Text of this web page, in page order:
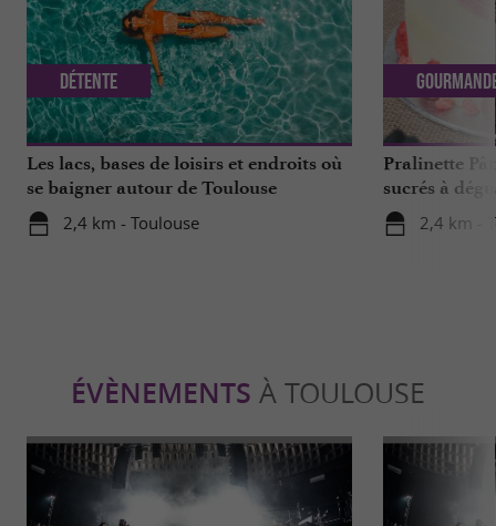
Les lacs, bases de loisirs et endroits où
se baigner autour de Toulouse
2,4 km - Toulouse
Détente
Pralinette
sucrés à
de Toulouse
2,4 km -
ÉVÈNEMENTS À TOULOUSE